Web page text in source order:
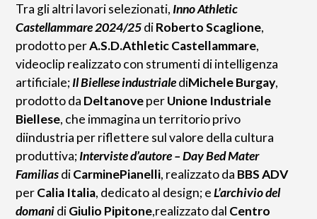
Tra gli altri lavori selezionati, Inno Athletic
Castellammare 2024/25diRoberto Scaglione,
prodotto perA.S.D.Athletic Castellammare,
videoclip realizzato con strumenti di intelligenza
artificiale;Il Biellese industrialediMichele Burgay,
prodotto da DeltanoveperUnione Industriale
Biellese, che immagina un territorio privo
diindustria per riflettere sul valore della cultura
produttiva;Interviste d’autore – Day Bed Mater
FamiliasdiCarminePianelli, realizzato da BBS ADV
perCalia Italia, dedicato al design; eL’archivio del
domanidiGiulio Pipitone,realizzato dal Centro